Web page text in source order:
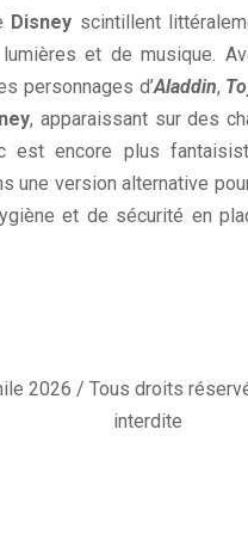
Disney scintillent
et de musique.
personnages d’Aladdin,
, apparaissant sur des
est encore plus
une version alternative
et de sécurité en
2026 / Tous droits
interdite